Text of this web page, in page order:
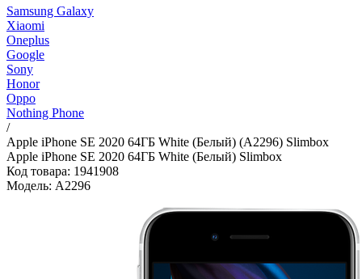
Samsung Galaxy
Xiaomi
Oneplus
Google
Sony
Honor
Oppo
Nothing Phone
/
Apple iPhone SE 2020 64ГБ White (Белый) (A2296) Slimbox
Apple iPhone SE 2020 64ГБ White (Белый) Slimbox
Код товара: 1941908
Модель: A2296